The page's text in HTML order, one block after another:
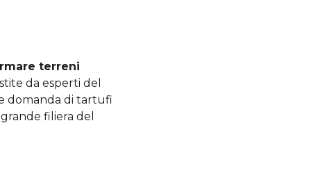
terreni
da esperti del
domanda di tartufi
filiera del